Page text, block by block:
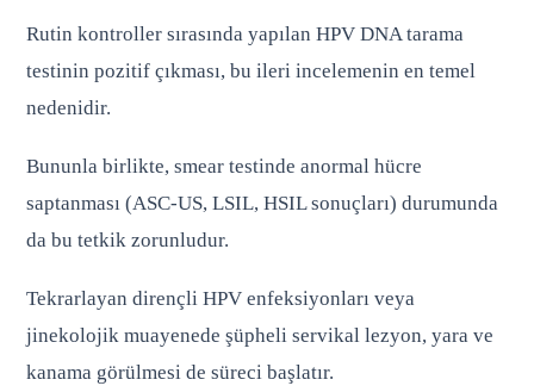
Rutin kontroller sırasında yapılan HPV DNA tarama
testinin pozitif çıkması, bu ileri incelemenin en temel
nedenidir.
Bununla birlikte, smear testinde anormal hücre
saptanması (ASC-US, LSIL, HSIL sonuçları) durumunda
da bu tetkik zorunludur.
Tekrarlayan dirençli HPV enfeksiyonları veya
jinekolojik muayenede şüpheli servikal lezyon, yara ve
kanama görülmesi de süreci başlatır.